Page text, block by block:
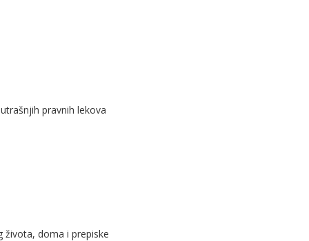
pravnih lekova
života, doma i prepiske